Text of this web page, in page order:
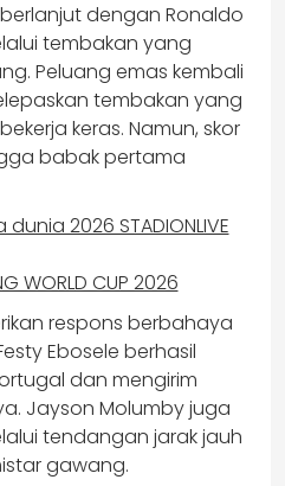
dengan Ronaldo
tembakan yang
Peluang emas kembali
tembakan yang
keras. Namun, skor
babak pertama
respons berbahaya
Ebosele berhasil
dan mengirim
Jayson Molumby juga
tendangan jarak jauh
gawang.